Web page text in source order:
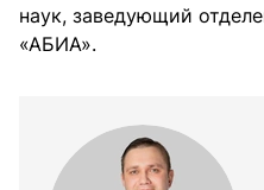
наук, заведующий
«АБИА».